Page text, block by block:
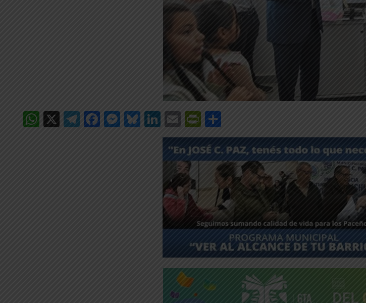
WhatsApp
X Telegram
Facebook
Messenger
Bluesky
LinkedIn
EmailPrintFriendly